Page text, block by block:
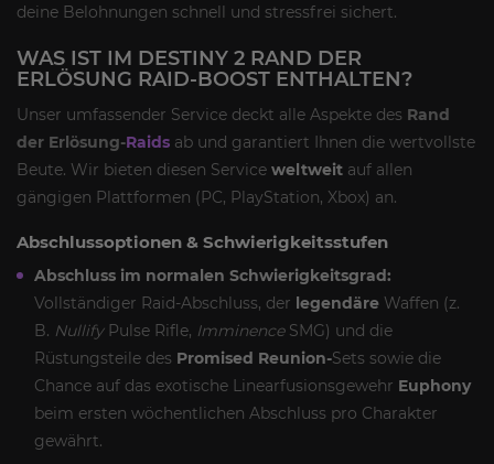
deine Belohnungen schnell und stressfrei sichert.
WAS IST IM DESTINY 2 RAND DER
ERLÖSUNG RAID-BOOST ENTHALTEN?
Unser umfassender Service deckt alle Aspekte des Rand
der Erlösung-Raids ab und garantiert Ihnen die wertvollste
Beute. Wir bieten diesen Service weltweit auf allen
gängigen Plattformen (PC, PlayStation, Xbox) an.
Abschlussoptionen & Schwierigkeitsstufen
Abschluss im normalen Schwierigkeitsgrad:
Vollständiger Raid-Abschluss, der legendäre Waffen (z.
B. NullifyPulse Rifle, ImminenceSMG) und die
Rüstungsteile des Promised Reunion-Sets sowie die
Chance auf das exotische Linearfusionsgewehr Euphony
beim ersten wöchentlichen Abschluss pro Charakter
gewährt.